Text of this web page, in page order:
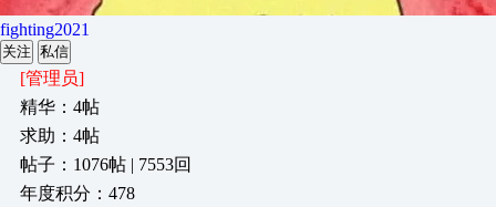
fighting2021
关注 私信
[管理员]
精华：4帖
求助：4帖
帖子：1076帖 | 7553回
年度积分：478